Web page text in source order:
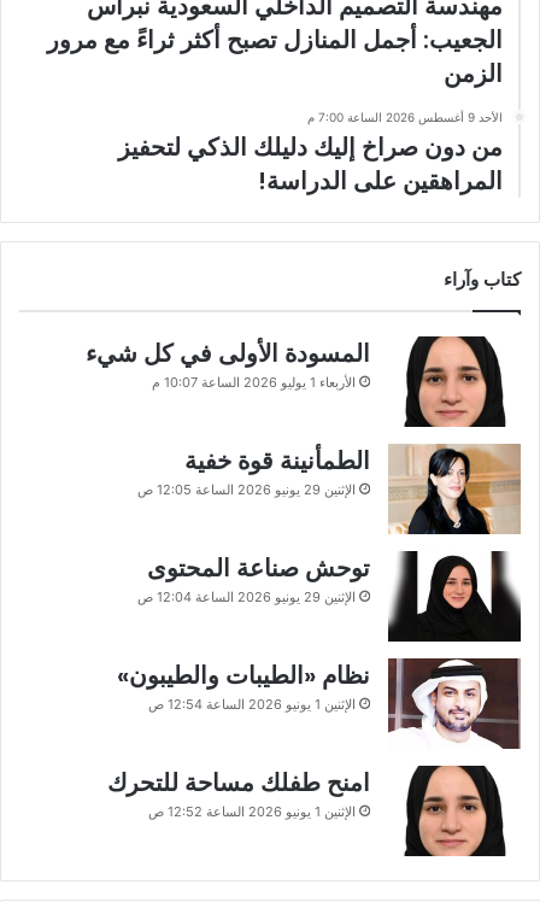
الجعيب: أجمل المنازل تصبح أكثر ثراءً مع مرور
الزمن
الأحد 9 أغسطس 2026 الساعة 7:00 م
من دون صراخ إليك دليلك الذكي لتحفيز
المراهقين على الدراسة!
كتاب وآراء
المسودة الأولى في كل شيء
الأربعاء 1 يوليو 2026 الساعة 10:07 م
الطمأنينة قوة خفية
الإثنين 29 يونيو 2026 الساعة 12:05 ص
توحش صناعة المحتوى
الإثنين 29 يونيو 2026 الساعة 12:04 ص
نظام «الطيبات والطيبون»
الإثنين 1 يونيو 2026 الساعة 12:54 ص
امنح طفلك مساحة للتحرك
الإثنين 1 يونيو 2026 الساعة 12:52 ص